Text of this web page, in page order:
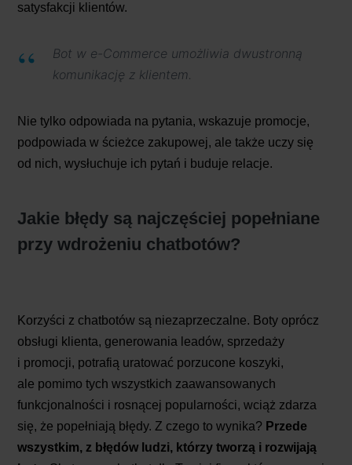
satysfakcji klientów.
Bot w e-Commerce umożliwia dwustronną
komunikację z klientem.
Nie tylko odpowiada na pytania, wskazuje promocje,
podpowiada w ścieżce zakupowej, ale także uczy się
od nich, wysłuchuje ich pytań i buduje relacje.
Jakie błędy są najczęściej popełniane
przy wdrożeniu chatbotów?
Korzyści z chatbotów są niezaprzeczalne. Boty oprócz
obsługi klienta, generowania leadów, sprzedaży
i promocji, potrafią uratować porzucone koszyki,
ale pomimo tych wszystkich zaawansowanych
funkcjonalności i rosnącej popularności, wciąż zdarza
się, że popełniają błędy. Z czego to wynika? Przede
wszystkim, z błędów ludzi, którzy tworzą i rozwijają